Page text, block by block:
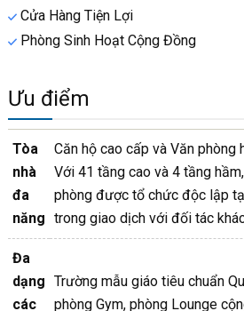
Cửa Hàng Tiện Lợi
Phòng Sinh Hoạt Cộng Đồng
Ưu điểm
Tòa
nhà
đa
năng
Căn hộ cao cấp và Văn phòng
Với 41 tầng cao và 4 tầng
phòng được tổ chức độc lập
trong giao dịch với đối tác
Đa
dạng
các
Trường mẫu giáo tiêu chuẩn
phòng Gym, phòng Lounge